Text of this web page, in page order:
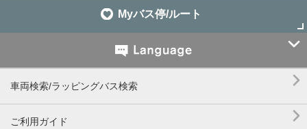
Myバス停/ルート

車両検索/ラッピングバス検索 
ご利用ガイド 